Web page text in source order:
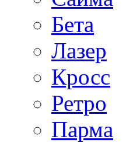
Бета
Лазер
Кросс
Ретро
Парма